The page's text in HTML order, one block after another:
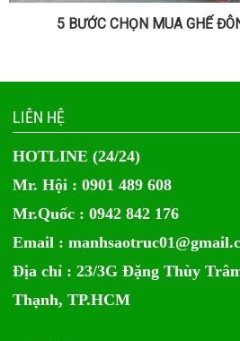
5 BƯỚC CHỌN MUA GHẾ
LIÊN HỆ
HOTLINE (24/24)
Mr. Hội : 0901 489 608
Mr.Quốc : 0942 842 176
Email :
Địa chỉ : 23/3G Đặng Thùy
Thạnh, TP.HCM